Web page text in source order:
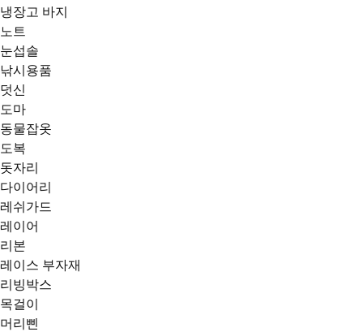
냉장고 바지
노트
눈섭솔
낚시용품
덧신
도마
동물잡옷
도복
돗자리
다이어리
레쉬가드
레이어
리본
레이스 부자재
리빙박스
목걸이
머리삔